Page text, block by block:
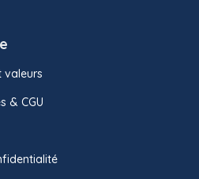
valeurs
& CGU